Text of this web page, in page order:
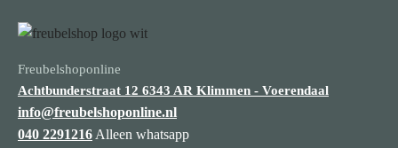
Freubelshoponline
Achtbunderstraat 12 6343 AR Klimmen - Voerendaal
info@freubelshoponline.nl
040 2291216Alleen whatsapp